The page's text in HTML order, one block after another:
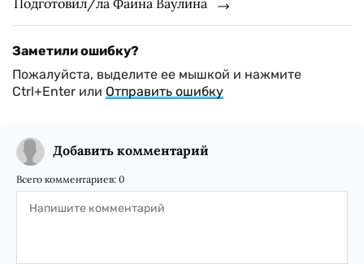
Подготовил/ла Фаина Ваулина
Заметили ошибку?
Пожалуйста, выделите ее мышкой и нажмите
Ctrl+Enter или Отправить ошибку
Добавить комментарий
Всего комментариев: 0